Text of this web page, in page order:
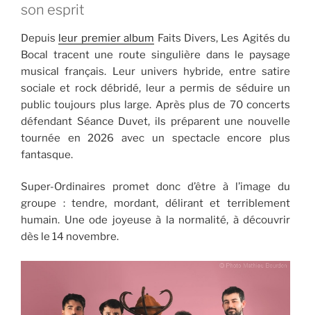
son esprit
Depuis leur premier album Faits Divers, Les Agités du
Bocal tracent une route singulière dans le paysage
musical français. Leur univers hybride, entre satire
sociale et rock débridé, leur a permis de séduire un
public toujours plus large. Après plus de 70 concerts
défendant Séance Duvet, ils préparent une nouvelle
tournée en 2026 avec un spectacle encore plus
fantasque.
Super-Ordinaires promet donc d’être à l’image du
groupe : tendre, mordant, délirant et terriblement
humain. Une ode joyeuse à la normalité, à découvrir
dès le 14 novembre.